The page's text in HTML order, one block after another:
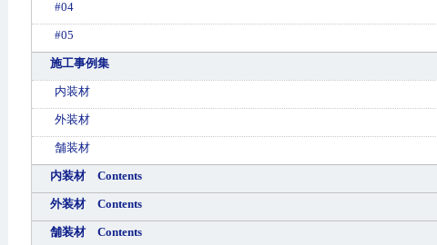
#04
#05
施工事例集
内装材
外装材
舗装材
内装材 Contents
外装材 Contents
舗装材 Contents